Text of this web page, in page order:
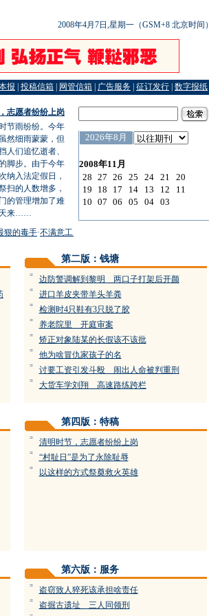
2008年4月7日,星期一（GSM+8 北京时间）
报 投稿信箱 网管信箱 广告服务 征订发行 数字报纸
志愿者纷纷上岗
雨纷纷。今年
然细雨蒙蒙，但
人们追忆逝者、
脚步。由于今年
纳入法定假日，
扫的人数增多，
的管理增加了难
天来……
的毒手·不满意工资待遇辞职 互联网泄露公司秘密
第二版：钱塘
= 边防警调解到黎明 两口子打架后开颜
= 进口羊皮夹带羊头羊粪
= 检测时4只鞋有3只脱了胶
= 养老院里 开庭审案
= 矫正对象陆某的长假该不该批
= 他为啥冒仇家孩子的名
= 讨要工资引发斗殴 闹出人命被判重刑
= 大货车学刘翔 高速路练跨栏
第四版：特稿
= 清明时节，志愿者纷纷上岗
= “村耻日”是为了永除耻辱
= 以这样的方式祭奠救火英雄
第六版：服务
= 盗窃致人猝死该承担啥责任
= 盗掘古遗址 三人同领刑